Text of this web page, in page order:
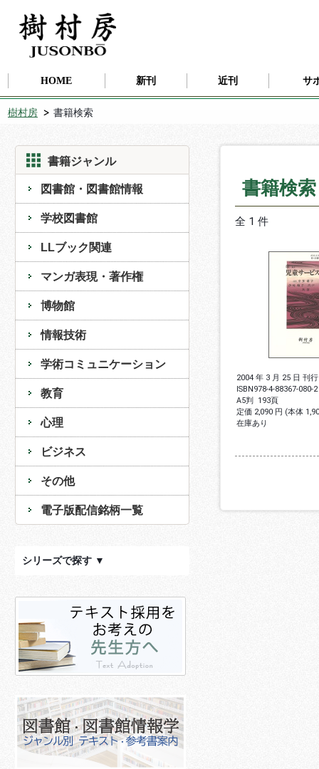
HOME 新刊 近刊 サ
樹村房 書籍検索
書籍ジャンル
図書館・図書館情報
学校図書館
LLブック関連
マンガ表現・著作権
博物館
情報技術
学術コミュニケーション
教育
心理
ビジネス
その他
電子版配信銘柄一覧
シリーズで探す ▼
書籍検
全 1 件
2004 年 3 月 25 日 刊行
ISBN978-4-88367-080-2
A5判 193頁
定価 2,090 円 (本体
在庫あり